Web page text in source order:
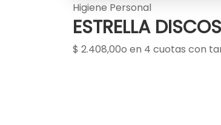
Higiene Personal
ESTRELLA
$ 2.408,00o en 4 cuotas con